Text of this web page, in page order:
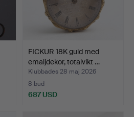
FICKUR 18K guld med
emaljdekor, totalvikt …
Klubbades 28 maj 2026
8 bud
687 USD